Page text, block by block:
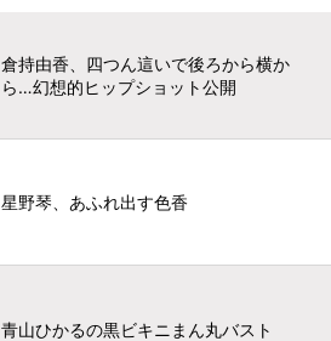
倉持由香、四つん這いで後ろから横か
ら…幻想的ヒップショット公開
星野琴、あふれ出す色香
青山ひかるの黒ビキニまん丸バスト